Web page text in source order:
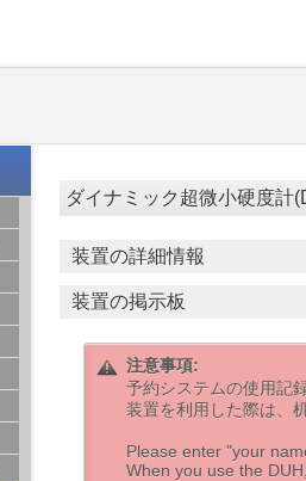
ダイナミック超微小硬度計
装置の詳細情報
装置の掲示板
注意事項:
予約システムの使用記
装置を利用した際は、
Please enter "your
When you use the